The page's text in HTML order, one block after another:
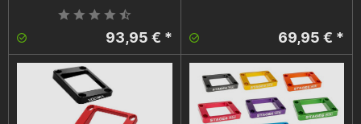
93,95 € * 69,95 € *